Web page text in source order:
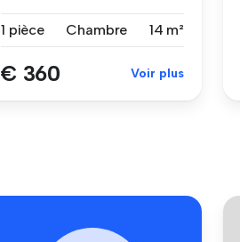
1 pièce
Chambre 14 m²
€ 360 Voir plus